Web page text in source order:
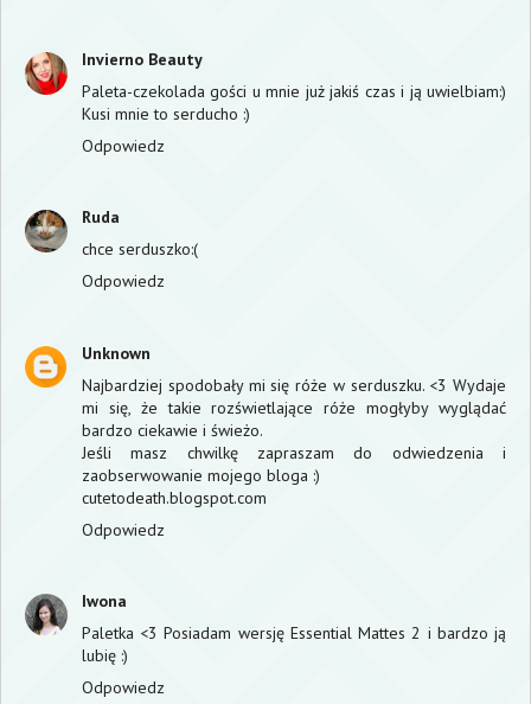
Invierno Beauty
Paleta-czekolada gości u mnie już jakiś czas i ją uwielbiam:)
Kusi mnie to serducho :)
Odpowiedz
Ruda
chce serduszko:(
Odpowiedz
Unknown
Najbardziej spodobały mi się róże w serduszku. <3 Wydaje
mi się, że takie rozświetlające róże mogłyby wyglądać
bardzo ciekawie i świeżo.
Jeśli masz chwilkę zapraszam do odwiedzenia i
zaobserwowanie mojego bloga :)
cutetodeath.blogspot.com
Odpowiedz
Iwona
Paletka <3 Posiadam wersję Essential Mattes 2 i bardzo ją
lubię :)
Odpowiedz